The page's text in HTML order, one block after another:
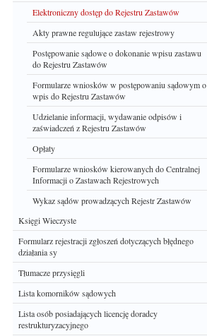
Elektroniczny dostęp do Rejestru Zastawów
Akty prawne regulujące zastaw rejestrowy
Postępowanie sądowe o dokonanie wpisu zastawu
do Rejestru Zastawów
Formularze wniosków w postępowaniu sądowym o
wpis do Rejestru Zastawów
Udzielanie informacji, wydawanie odpisów i
zaświadczeń z Rejestru Zastawów
Opłaty
Formularze wniosków kierowanych do Centralnej
Informacji o Zastawach Rejestrowych
Wykaz sądów prowadzących Rejestr Zastawów
Księgi Wieczyste
Formularz rejestracji zgłoszeń dotyczących błędnego
działania sy
Tłumacze przysięgli
Lista komorników sądowych
Lista osób posiadających licencję doradcy
restrukturyzacyjnego